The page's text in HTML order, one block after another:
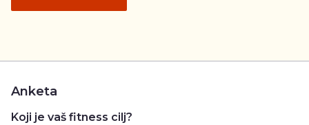
Anketa
Koji je vaš fitness cilj?